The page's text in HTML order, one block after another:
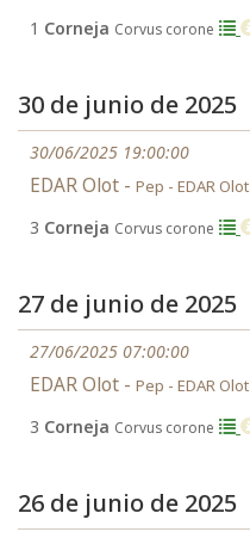
1 Corneja Corvus corone
30 de junio de 2025
30/06/2025 19:00:00
EDAR Olot - Pep - EDAR Olot
3 Corneja Corvus corone
27 de junio de 2025
27/06/2025 07:00:00
EDAR Olot - Pep - EDAR Olot
3 Corneja Corvus corone
26 de junio de 2025